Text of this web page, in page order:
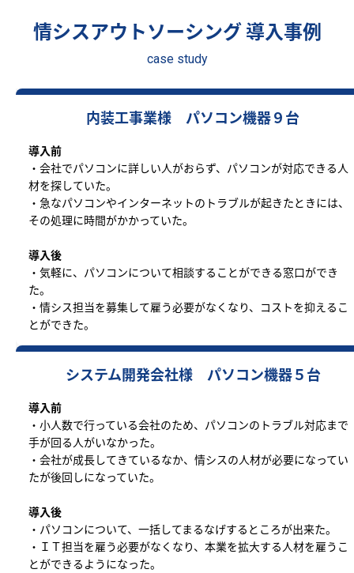
情シスアウトソーシング 導入事例
case study
内装工事業様 パソコン機器９台
導入前
・会社でパソコンに詳しい人がおらず、パソコンが対応できる人
材を探していた。
・急なパソコンやインターネットのトラブルが起きたときには、
その処理に時間がかかっていた。
導入後
・気軽に、パソコンについて相談することができる窓口ができ
た。
・情シス担当を募集して雇う必要がなくなり、コストを抑えるこ
とができた。
システム開発会社様 パソコン機器５台
導入前
・小人数で行っている会社のため、パソコンのトラブル対応まで
手が回る人がいなかった。
・会社が成長してきているなか、情シスの人材が必要になってい
たが後回しになっていた。
導入後
・パソコンについて、一括してまるなげするところが出来た。
・ＩＴ担当を雇う必要がなくなり、本業を拡大する人材を雇うこ
とができるようになった。